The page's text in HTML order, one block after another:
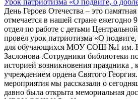
День Героев Отечества – это памятная
отмечается в нашей стране ежегодно
отдел по работе с детьми
провел урок патриотизма «О подвиге,
для обучающихся МОУ СОШ №1 им.
Заслонова .Сотрудники библиотеки
историей возникновения праздника ,
учреждением ордена Святого
мероприятия мы рассказали о
давно была открыта мемориальная